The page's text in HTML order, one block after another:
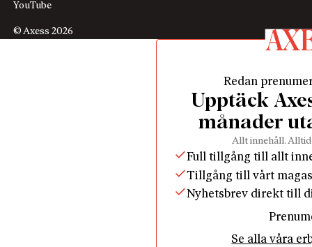
YouTube
© Axess 2026
Redan
Upptäck
månader
Allt innehåll.
Full tillgång till allt
Tillgång till vårt
Nyhetsbrev direkt till
Se alla våra